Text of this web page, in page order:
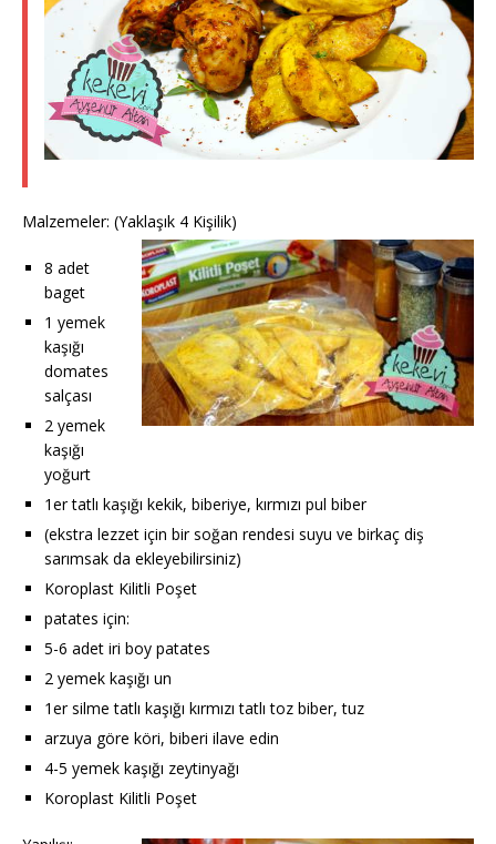
Malzemeler: (Yaklaşık 4 Kişilik)
8 adet
baget
1 yemek
kaşığı
domates
salçası
2 yemek
kaşığı
yoğurt
1er tatlı kaşığı kekik, biberiye, kırmızı pul biber
(ekstra lezzet için bir soğan rendesi suyu ve birkaç diş
sarımsak da ekleyebilirsiniz)
Koroplast Kilitli Poşet
patates için:
5-6 adet iri boy patates
2 yemek kaşığı un
1er silme tatlı kaşığı kırmızı tatlı toz biber, tuz
arzuya göre köri, biberi ilave edin
4-5 yemek kaşığı zeytinyağı
Koroplast Kilitli Poşet